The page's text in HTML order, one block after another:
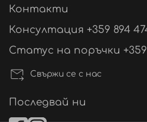
Контакти
Консултация +359 894
Статус на поръчки +359
Свържи се с нас
Последвай ни